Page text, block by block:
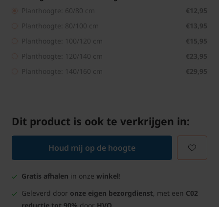
Planthoogte: 60/80 cm
€12,95
Planthoogte: 80/100 cm
€13,95
Planthoogte: 100/120 cm
€15,95
Planthoogte: 120/140 cm
€23,95
Planthoogte: 140/160 cm
€29,95
Dit product is ook te verkrijgen in:
Houd mij op de hoogte
Gratis afhalen in onze winkel!
Geleverd door onze eigen bezorgdienst, met een C02